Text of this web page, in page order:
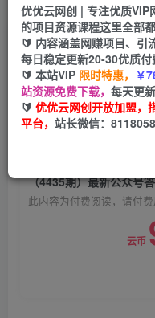
首页 中创网 正文
（4435期）最新公
百，多号多得，一分
优优云网创
2年前发布
此内容为付费阅读，请付
云币
优优云网创 | 专注优质VIP
的项目资源课程这里全部都
🔰 内容涵盖网赚项目、引
每日稳定更新20-30优质付
🔰 本站VIP 限时特惠， ￥
站资源免费下载， 每天更
🔰 优优云网创开放加盟，
平台， 站长微信：